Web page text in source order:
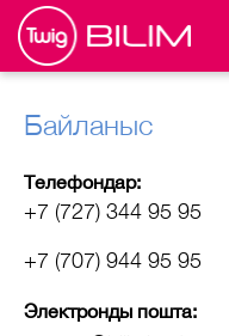
Байланыс
Телефондар:
+7 (727) 344 95 95
+7 (707) 944 95 95
Электронды пошта: